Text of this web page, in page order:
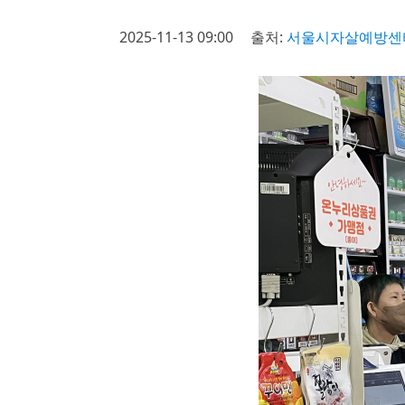
2025-11-13 09:00 출처: 서울시자살예방